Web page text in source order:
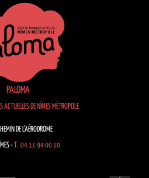
PALOMA
ACTUELLES DE NÎMES MÉTROPOLE
DE L’AÉRODROME
-T. 04 11 94 00 10